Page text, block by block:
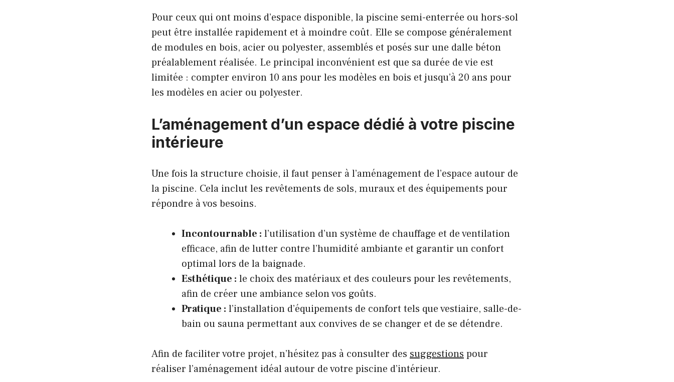
Pour ceux qui ont moins d’espace disponible, la piscine semi-enterrée ou hors-sol
peut être installée rapidement et à moindre coût. Elle se compose généralement
de modules en bois, acier ou polyester, assemblés et posés sur une dalle béton
préalablement réalisée. Le principal inconvénient est que sa durée de vie est
limitée : compter environ 10 ans pour les modèles en bois et jusqu’à 20 ans pour
les modèles en acier ou polyester.
L’aménagement d’un espace dédié à votre piscine
intérieure
Une fois la structure choisie, il faut penser à l’aménagement de l’espace autour de
la piscine. Cela inclut les revêtements de sols, muraux et des équipements pour
répondre à vos besoins.
Incontournable : l’utilisation d’un système de chauffage et de ventilation
efficace, afin de lutter contre l’humidité ambiante et garantir un confort
optimal lors de la baignade.
Esthétique : le choix des matériaux et des couleurs pour les revêtements,
afin de créer une ambiance selon vos goûts.
Pratique : l’installation d’équipements de confort tels que vestiaire, salle-de-
bain ou sauna permettant aux convives de se changer et de se détendre.
Afin de faciliter votre projet, n’hésitez pas à consulter des suggestions pour
réaliser l’aménagement idéal autour de votre piscine d’intérieur.